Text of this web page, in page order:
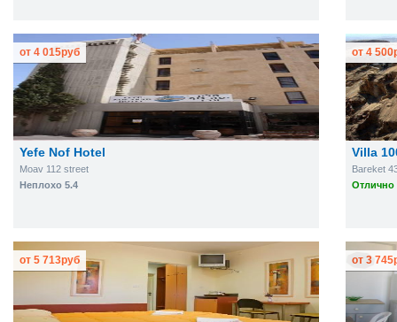
Yefe Nof Hotel
Moav 112 street
Неплохо 5.4
от 4 015руб
Villa
Bareket
Отлично
от 4 500
от 5 713руб от 3 745